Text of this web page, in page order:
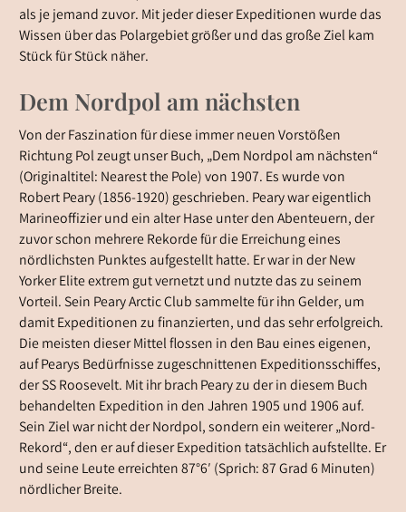
als je jemand zuvor. Mit jeder dieser Expeditionen wurde das
Wissen über das Polargebiet größer und das große Ziel kam
Stück für Stück näher.
Dem Nordpol am nächsten
Von der Faszination für diese immer neuen Vorstößen
Richtung Pol zeugt unser Buch, „Dem Nordpol am nächsten“
(Originaltitel: Nearest the Pole) von 1907. Es wurde von
Robert Peary (1856-1920) geschrieben. Peary war eigentlich
Marineoffizier und ein alter Hase unter den Abenteuern, der
zuvor schon mehrere Rekorde für die Erreichung eines
nördlichsten Punktes aufgestellt hatte. Er war in der New
Yorker Elite extrem gut vernetzt und nutzte das zu seinem
Vorteil. Sein Peary Arctic Club sammelte für ihn Gelder, um
damit Expeditionen zu finanzierten, und das sehr erfolgreich.
Die meisten dieser Mittel flossen in den Bau eines eigenen,
auf Pearys Bedürfnisse zugeschnittenen Expeditionsschiffes,
der SS Roosevelt. Mit ihr brach Peary zu der in diesem Buch
behandelten Expedition in den Jahren 1905 und 1906 auf.
Sein Ziel war nicht der Nordpol, sondern ein weiterer „Nord-
Rekord“, den er auf dieser Expedition tatsächlich aufstellte. Er
und seine Leute erreichten 87°6′ (Sprich: 87 Grad 6 Minuten)
nördlicher Breite.